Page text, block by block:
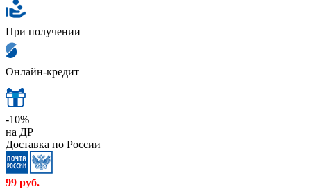
При получении
Онлайн-кредит
-10%
на ДР
Доставка по России
99 руб.